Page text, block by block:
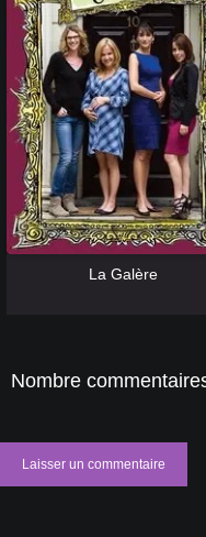
La Galère
Nombre
Laisser un commentaire